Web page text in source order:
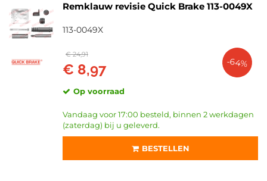
Remklauw revisie Quick Brake 113-0049X
113-0049X
€ 24,91
€ 8,97 -64%
Op voorraad
Vandaag voor 17:00 besteld, binnen 2 werkdagen
(zaterdag) bij u geleverd.
BESTELLEN